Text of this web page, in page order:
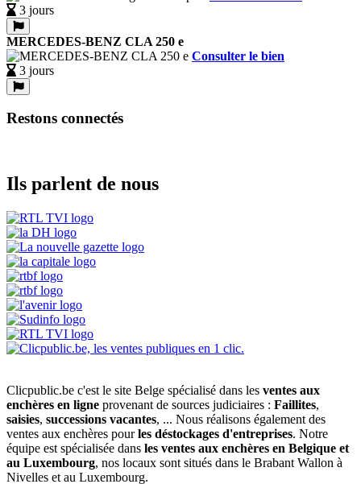
3 jours
MERCEDES-BENZ CLA 250 e
Consulter le bien
3 jours
Restons connectés
Ils parlent de nous
Clicpublic.be c'est le site Belge spécialisé dans les ventes aux
enchères en ligne provenant de sources judiciaires : Faillites,
saisies, successions vacantes, ... Nous réalisons également des
ventes aux enchères pourles déstockages d'entreprises. Notre
équipe est spécialisée dans les ventes aux enchères en Belgique et
au Luxembourg, nos locaux sont situés dans le Brabant Wallon à
Nivelles et au Luxembourg.